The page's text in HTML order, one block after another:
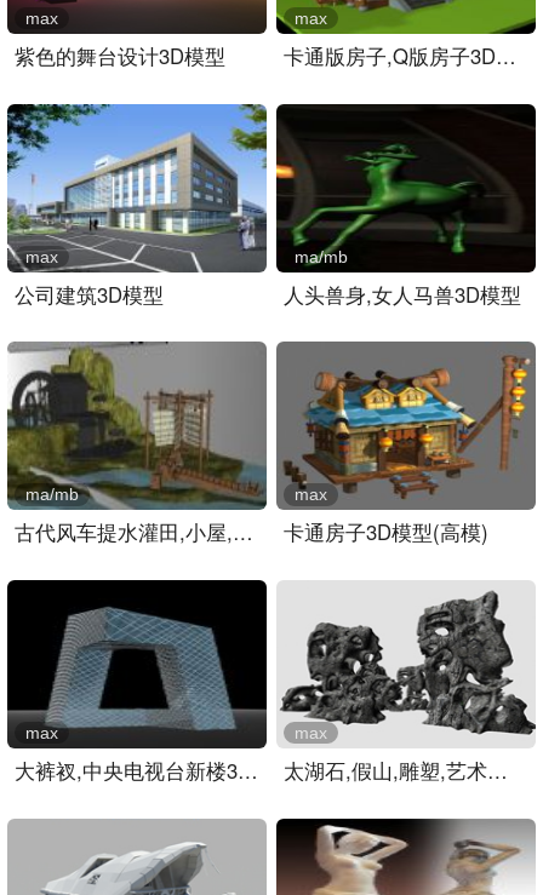
紫色的舞台设计3D模型
max
卡通版房子,Q版房子3D模型..
max
公司建筑3D模型
max
人头兽身,女人马兽3D模型
ma/mb
古代风车提水灌田,小屋,建..
ma/mb
卡通房子3D模型(高模)
max
大裤衩,中央电视台新楼3D模..
max
太湖石,假山,雕塑,艺术品3..
max